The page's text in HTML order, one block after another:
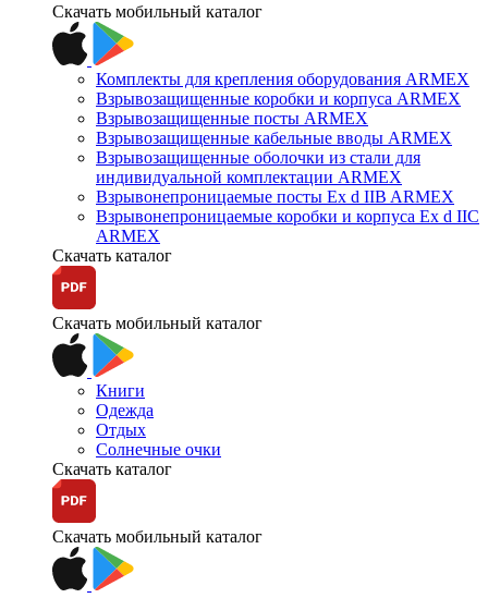
Скачать мобильный каталог
Комплекты для крепления оборудования ARMEX
Взрывозащищенные коробки и корпуса ARMEX
Взрывозащищенные посты ARMEX
Взрывозащищенные кабельные вводы ARMEX
Взрывозащищенные оболочки из стали для
индивидуальной комплектации ARMEX
Взрывонепроницаемые посты Ex d IIB ARMEX
Взрывонепроницаемые коробки и корпуса Ex d IIС
ARMEX
Скачать каталог
Скачать мобильный каталог
Книги
Одежда
Отдых
Солнечные очки
Скачать каталог
Скачать мобильный каталог